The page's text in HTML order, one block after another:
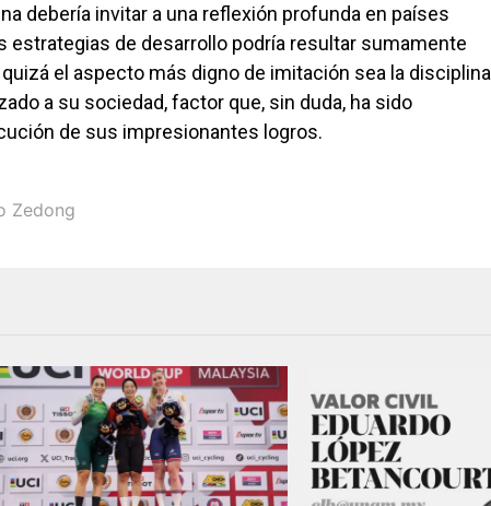
debería invitar a una reflexión profunda en países
estrategias de desarrollo podría resultar sumamente
el aspecto más digno de imitación sea la disciplina
a su sociedad, factor que, sin duda, ha sido
de sus impresionantes logros.
Zedong